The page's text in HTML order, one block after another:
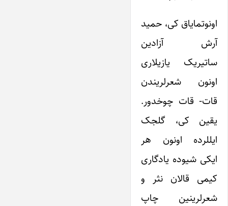
اونوتمایاق کی، حمید
آرش آزادین
ساتیریک یازیلاری
اونون شعرلریندن
قات- قات چوخدور.
یقین کی، گلجک
ایللرده اونون هر
ایکی شیوده یادگاری
کیمی قالان نثر و
شعرلرینین چاپ